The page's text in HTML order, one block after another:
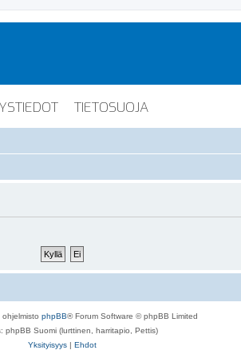
TIETOSUOJA
phpBB® Forum Software © phpBB Limited
phpBB Suomi (lurttinen, harritapio, Pettis)
Yksityisyys | Ehdot